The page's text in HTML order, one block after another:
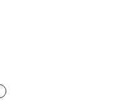
ミリタリーライン・ミリタリー